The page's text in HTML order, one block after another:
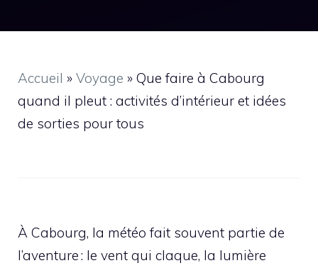
Accueil » Voyage » Que faire à Cabourg
quand il pleut : activités d’intérieur et idées
de sorties pour tous
À Cabourg, la météo fait souvent partie de
l’aventure : le vent qui claque, la lumière